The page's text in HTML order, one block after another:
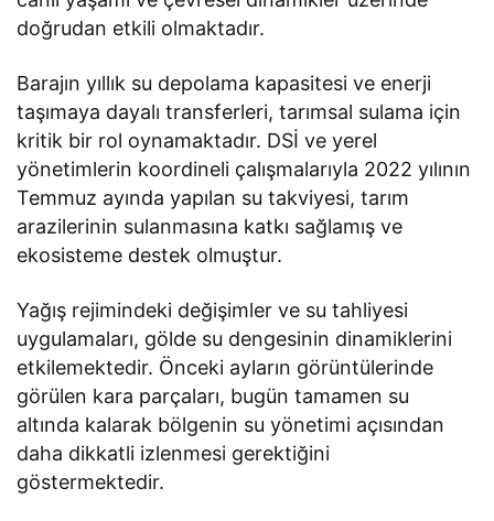
doğrudan etkili olmaktadır.
Barajın yıllık su depolama kapasitesi ve enerji
taşımaya dayalı transferleri, tarımsal sulama için
kritik bir rol oynamaktadır. DSİ ve yerel
yönetimlerin koordineli çalışmalarıyla 2022 yılının
Temmuz ayında yapılan su takviyesi, tarım
arazilerinin sulanmasına katkı sağlamış ve
ekosisteme destek olmuştur.
Yağış rejimindeki değişimler ve su tahliyesi
uygulamaları, gölde su dengesinin dinamiklerini
etkilemektedir. Önceki ayların görüntülerinde
görülen kara parçaları, bugün tamamen su
altında kalarak bölgenin su yönetimi açısından
daha dikkatli izlenmesi gerektiğini
göstermektedir.